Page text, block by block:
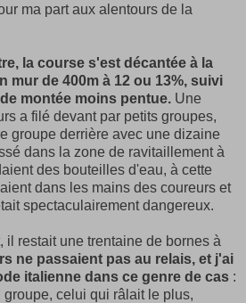
ma part aux alentours de la
la course s'est décantée à la
mur de 400m à 12 ou 13%, suivi
montée moins pentue. Une
a filé devant par petits groupes,
groupe derrière avec une dizaine
dans la zone de ravitaillement à
des bouteilles d'eau, à cette
dans les mains des coureurs et
spectaculairement dangereux.
il restait une trentaine de bornes à
ne passaient pas au relais, et j'ai
italienne dans ce genre de cas :
groupe, celui qui râlait le plus,